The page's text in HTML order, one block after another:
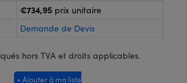
€734,95 prix unitaire
Demande de Devis
hors TVA et droits applicables.
+ Ajouter à ma liste